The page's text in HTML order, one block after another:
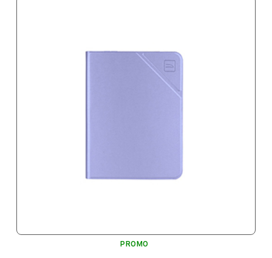
PROMO